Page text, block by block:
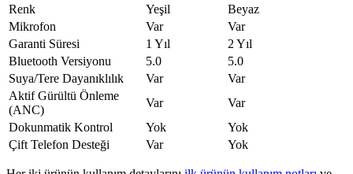
Renk
Yeşil
Beyaz
Mikrofon
Var
Var
Garanti Süresi
1 Yıl
2 Yıl
Bluetooth Versiyonu
5.0
5.0
Suya/Tere Dayanıklılık
Var
Var
Aktif Gürültü Önleme
(ANC)
Var
Var
Dokunmatik Kontrol
Yok
Yok
Çift Telefon Desteği
Var Yok